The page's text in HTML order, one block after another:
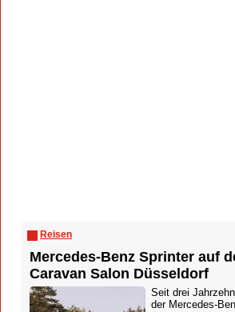
Reisen
Mercedes-Benz Sprinter auf
Caravan Salon Düsseldorf
Seit drei
der Mercedes-